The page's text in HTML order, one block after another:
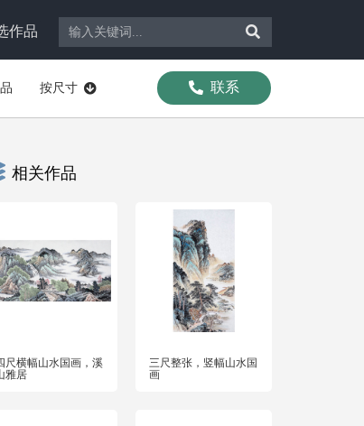
作品
按尺寸 联系
相关作品
尺横幅山水国画，溪
雅居
三尺整张，竖幅山水国
画